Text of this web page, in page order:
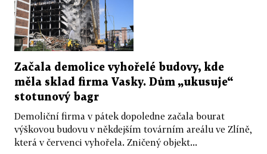
Začala demolice vyhořelé budovy, kde
měla sklad firma Vasky. Dům „ukusuje“
stotunový bagr
Demoliční firma v pátek dopoledne začala bourat
výškovou budovu v někdejším továrním areálu ve Zlíně,
která v červenci vyhořela. Zničený objekt...